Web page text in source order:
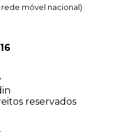
rede móvel nacional)
reservados